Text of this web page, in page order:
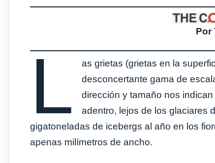
Por
L
as grietas (grietas en la
desconcertante gama de
dirección y tamaño nos
adentro, lejos de los glaciares
gigatoneladas de icebergs al año en los
apenas milímetros de ancho.